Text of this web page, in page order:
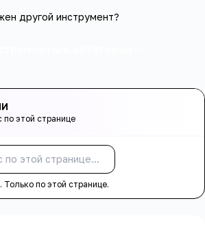
другой инструмент?
по этой странице
. Только по этой странице.